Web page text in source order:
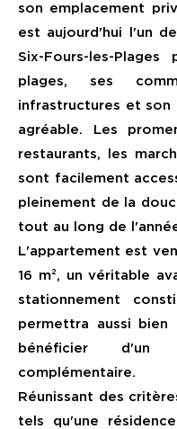
son emplacement
est aujourd'hui l'un
Six-Fours-les-
plages, ses
infrastructures et son
agréable. Les
restaurants, les
sont facilement
pleinement de la
tout au long de
L'appartement est
16 m², un véritable
stationnement
permettra aussi
bénéficier d'un
complémentaire.
Réunissant des
tels qu'une